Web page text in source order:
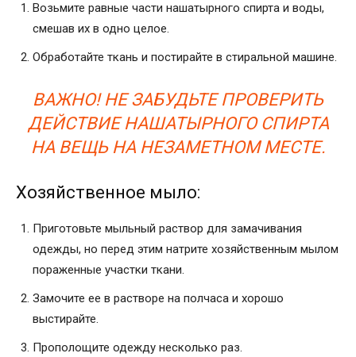
Возьмите равные части нашатырного спирта и воды,
смешав их в одно целое.
Обработайте ткань и постирайте в стиральной машине.
ВАЖНО! НЕ ЗАБУДЬТЕ ПРОВЕРИТЬ
ДЕЙСТВИЕ НАШАТЫРНОГО СПИРТА
НА ВЕЩЬ НА НЕЗАМЕТНОМ МЕСТЕ.
Хозяйственное мыло:
Приготовьте мыльный раствор для замачивания
одежды, но перед этим натрите хозяйственным мылом
пораженные участки ткани.
Замочите ее в растворе на полчаса и хорошо
выстирайте.
Прополощите одежду несколько раз.